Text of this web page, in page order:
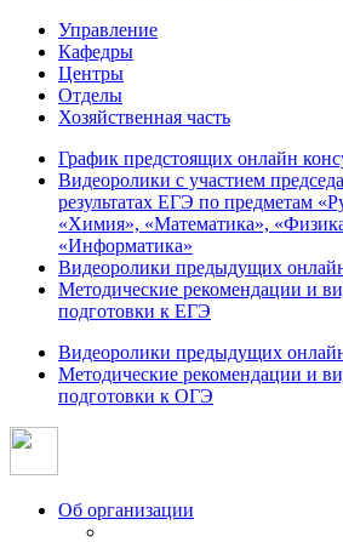
Управление
Кафедры
Центры
Отделы
Хозяйственная часть
График предстоящих онлайн
Видеоролики с участием
результатах ЕГЭ по предметам
«Химия», «Математика»,
«Информатика»
Видеоролики предыдущих
Методические рекомендации и
подготовки к ЕГЭ
Видеоролики предыдущих
Методические рекомендации и
подготовки к ОГЭ
Об организации